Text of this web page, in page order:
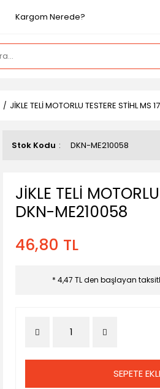
Kargom Nerede?
JİKLE TELİ MOTORLU TESTERE STİHL
Stok Kodu DKN-ME210058
JİKLE TELİ
DKN-ME210058
46,80 TL
* 4,47 TL den başlayan
SEPETE